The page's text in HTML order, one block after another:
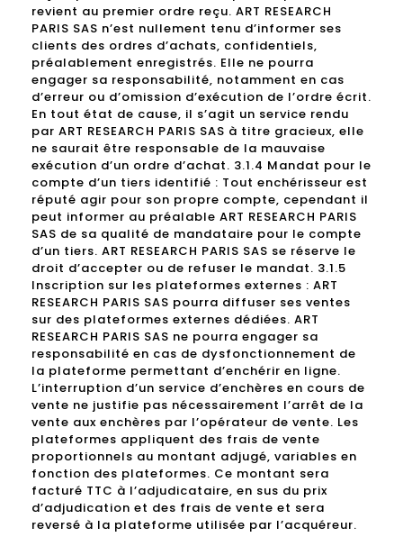
revient au premier ordre reçu. ART RESEARCH
PARIS SAS n’est nullement tenu d’informer ses
clients des ordres d’achats, confidentiels,
préalablement enregistrés. Elle ne pourra
engager sa responsabilité, notamment en cas
d’erreur ou d’omission d’exécution de l’ordre écrit.
En tout état de cause, il s’agit un service rendu
par ART RESEARCH PARIS SAS à titre gracieux, elle
ne saurait être responsable de la mauvaise
exécution d’un ordre d’achat. 3.1.4 Mandat pour le
compte d’un tiers identifié : Tout enchérisseur est
réputé agir pour son propre compte, cependant il
peut informer au préalable ART RESEARCH PARIS
SAS de sa qualité de mandataire pour le compte
d’un tiers. ART RESEARCH PARIS SAS se réserve le
droit d’accepter ou de refuser le mandat. 3.1.5
Inscription sur les plateformes externes : ART
RESEARCH PARIS SAS pourra diffuser ses ventes
sur des plateformes externes dédiées. ART
RESEARCH PARIS SAS ne pourra engager sa
responsabilité en cas de dysfonctionnement de
la plateforme permettant d’enchérir en ligne.
L’interruption d’un service d’enchères en cours de
vente ne justifie pas nécessairement l’arrêt de la
vente aux enchères par l’opérateur de vente. Les
plateformes appliquent des frais de vente
proportionnels au montant adjugé, variables en
fonction des plateformes. Ce montant sera
facturé TTC à l’adjudicataire, en sus du prix
d’adjudication et des frais de vente et sera
reversé à la plateforme utilisée par l’acquéreur.